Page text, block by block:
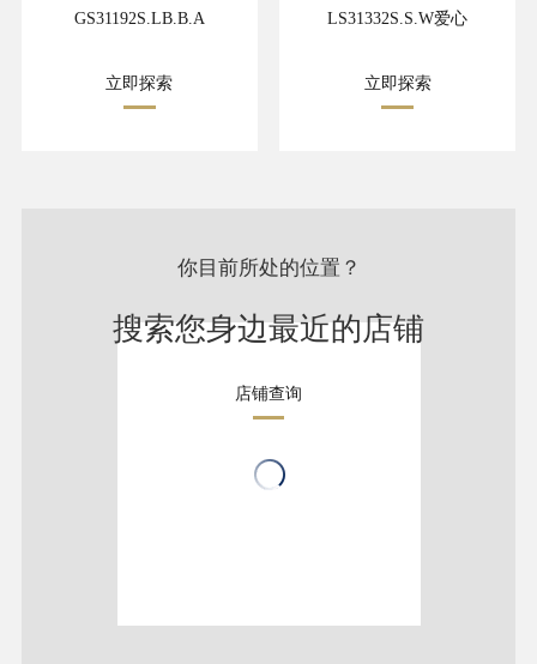
GS31192S.LB.B.A
立即探索
LS31332S.S.W爱心
立即探索
你目前所处的位置？
搜索您身边最近的店铺
店铺查询